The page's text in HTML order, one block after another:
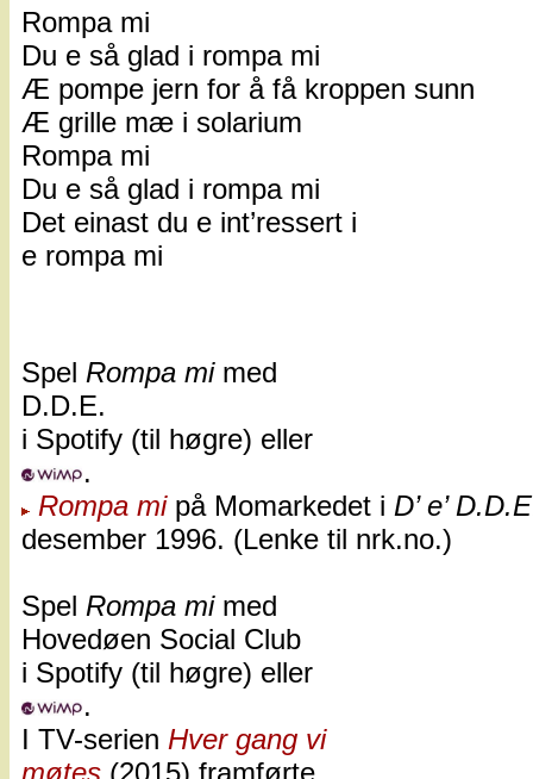
Rompa mi
Du e så glad i rompa mi
Æ pompe jern for å få kroppen sunn
Æ grille mæ i solarium
Rompa mi
Du e så glad i rompa mi
Det einast du e int’ressert i
e rompa mi
Spel Rompa mimed
D.D.E.
i Spotify (til høgre) eller
.
Rompa mipå Momarkedet i D’ e’
desember 1996. (Lenke til nrk.no.)
Spel Rompa mimed
Hovedøen Social Club
i Spotify (til høgre) eller
.
I TV-serien Hver gang vi
møtes (2015) framførte